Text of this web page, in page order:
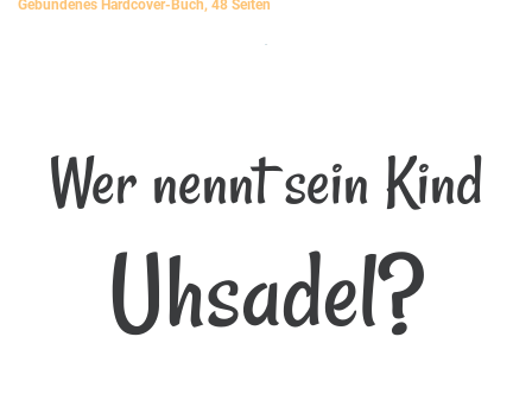
Gebundenes Hardcover-Buch, 48 Seiten
Wer nennt sein Kind
Uhsadel?